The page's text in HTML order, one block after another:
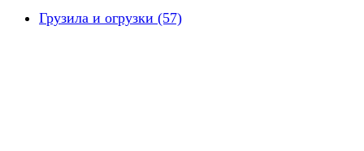
Грузила и огрузки (57)